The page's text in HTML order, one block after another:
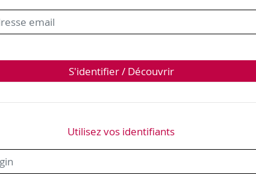
S'identifier / Découvrir
Utilisez vos identifiants